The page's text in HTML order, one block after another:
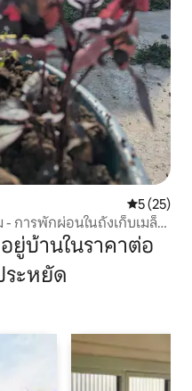
คะแนนเฉลี่
5 (25)
การพักผ่อนในถังเก็บเมล็ด
ยู่บ้านในราคาต่อ
ะหยัด